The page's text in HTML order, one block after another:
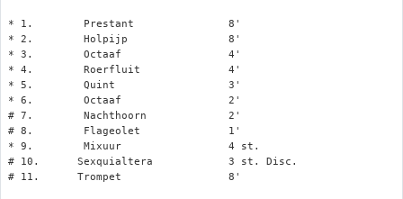
* 1.        Prestant               8'
* 2.        Holpijp                8'
* 3.        Octaaf                 4'
* 4.        Roerfluit              4'
* 5.        Quint                  3'
* 6.        Octaaf                 2'
# 7.        Nachthoorn             2'
# 8.        Flageolet              1'
* 9.        Mixuur                 4 st.
# 10.      Sexquialtera            3 st. Disc.
# 11.      Trompet                 8'